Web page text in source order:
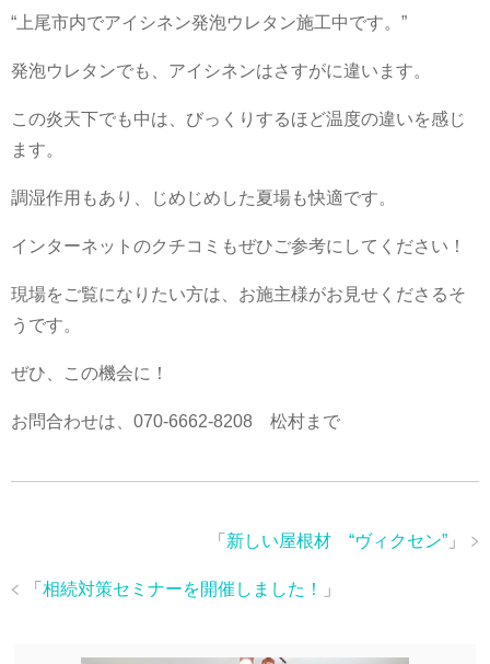
“上尾市内でアイシネン発泡ウレタン施工中です。”
発泡ウレタンでも、アイシネンはさすがに違います。
この炎天下でも中は、びっくりするほど温度の違いを感じ
ます。
調湿作用もあり、じめじめした夏場も快適です。
インターネットのクチコミもぜひご参考にしてください！
現場をご覧になりたい方は、お施主様がお見せくださるそ
うです。
ぜひ、この機会に！
お問合わせは、070-6662-8208 松村まで
「 新しい屋根材 “ヴィクセン” 」
「 相続対策セミナーを開催しました！ 」